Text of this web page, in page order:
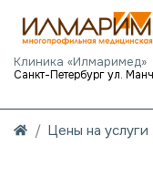
Клиника «Илмаримед»
Цены на услуги